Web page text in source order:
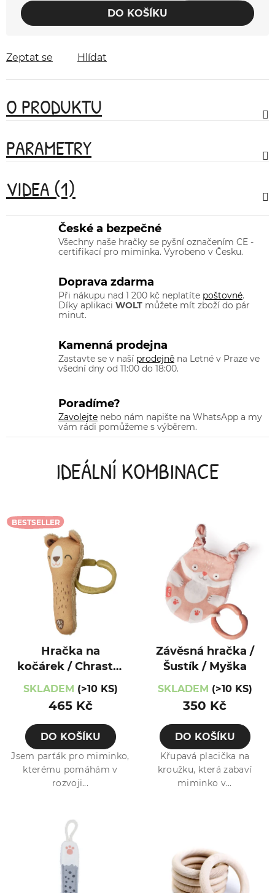
Měrná cena:
DO KOŠÍKU
Zeptat se Hlídat
O PRODUKTU
PARAMETRY
VIDEA (1)
České a bezpečné
Všechny naše hračky se pyšní označením CE -
certifikací pro miminka. Vyrobeno v Česku.
Doprava zdarma
Při nákupu nad 1 200 kč neplatíte poštovné.
Díky aplikaci WOLT můžete mít zboží do pár
minut.
Kamenná prodejna
Zastavte se v naší prodejně na Letné v Praze ve
všední dny od 11:00 do 18:00.
Poradíme?
Zavolejte nebo nám napište na WhatsApp a my
vám rádi pomůžeme s výběrem.
IDEÁLNÍ KOMBINACE
BESTSELLER
Hračka na
kočárek / Chrastík
/ Medvídek
SKLADEM (>10 KS)
465 Kč
DO KOŠÍKU
Jsem parťák pro miminko,
kterému pomáhám v
rozvoji...
Závěsná hračka /
Šustík / Myška
SKLADEM (>10 KS)
350 Kč
DO KOŠÍKU
Křupavá placička na
kroužku, která zabaví
miminko v...